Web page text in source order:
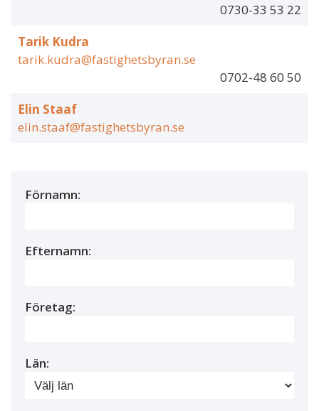
0730-33 53 22
Tarik Kudra
tarik.kudra@fastighetsbyran.se
0702-48 60 50
Elin Staaf
elin.staaf@fastighetsbyran.se
Förnamn:
Efternamn:
Företag:
Län: